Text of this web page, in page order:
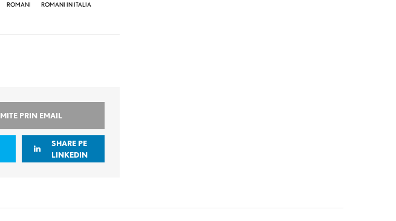
ROMANI
ROMANI IN ITALIA
PRIN EMAIL
SHARE PE
LINKEDIN